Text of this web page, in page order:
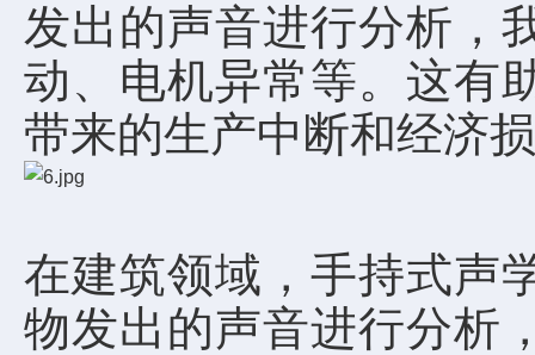
发出的声音进行分析，
动、电机异常等。这有
带来的生产中断和经济
在建筑领域，手持式声
物发出的声音进行分析